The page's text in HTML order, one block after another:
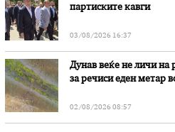
партиските кавги
03/08/2026 16:37
Дунав веќе не личи на
за речиси еден метар
02/08/2026 08:57